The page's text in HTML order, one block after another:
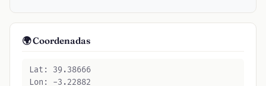
🌍 Coordenadas
Lat: 39.38666
Lon: -3.22882